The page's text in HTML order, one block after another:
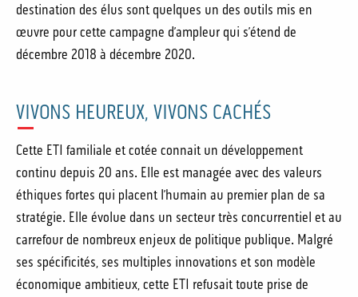
destination des élus sont quelques un des outils mis en
œuvre pour cette campagne d’ampleur qui s’étend de
décembre 2018 à décembre 2020.
VIVONS HEUREUX, VIVONS CACHÉS
Cette ETI familiale et cotée connait un développement
continu depuis 20 ans. Elle est managée avec des valeurs
éthiques fortes qui placent l’humain au premier plan de sa
stratégie. Elle évolue dans un secteur très concurrentiel et au
carrefour de nombreux enjeux de politique publique. Malgré
ses spécificités, ses multiples innovations et son modèle
économique ambitieux, cette ETI refusait toute prise de